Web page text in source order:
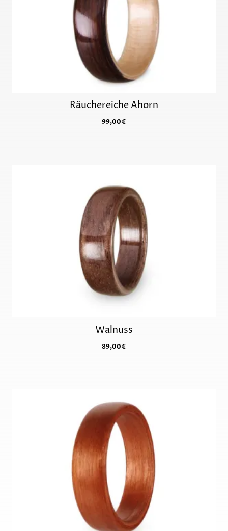
Räuchereiche Ahorn
99,00€
Walnuss
89,00€